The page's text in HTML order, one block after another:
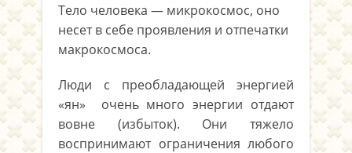
Тело человека — микрокосмос, оно
несет в себе проявления и от­печатки
макрокосмоса.
Люди с преобладающей энергией
«ян» очень много энергии отда­ют
вовне (избыток). Они тяжело
воспринимают ограниче­ния любого